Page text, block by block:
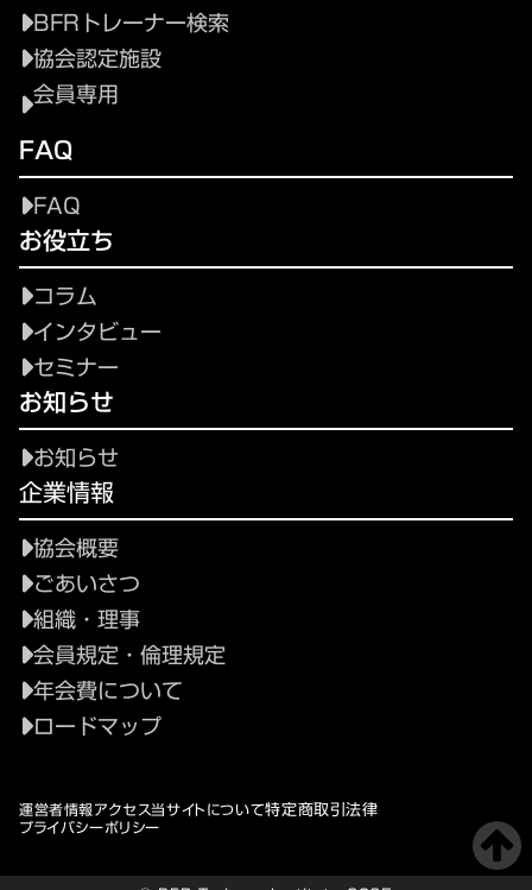
BFRトレーナー検索
協会認定施設
会員専用
FAQ
FAQ
お役立ち
コラム
インタビュー
セミナー
お知らせ
お知らせ
企業情報
協会概要
ごあいさつ
組織・理事
会員規定・倫理規定
年会費について
ロードマップ
運営者情報アクセス当サイトについて特定商取引法律
プライバシーポリシー